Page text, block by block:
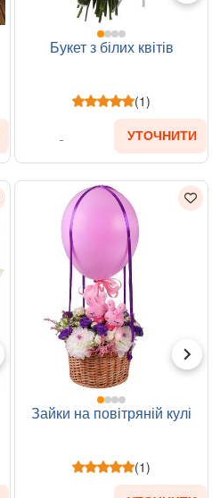
Букет з білих квітів
(1)
УТОЧНИТИ
Зайки на повітряній кулі
(1)